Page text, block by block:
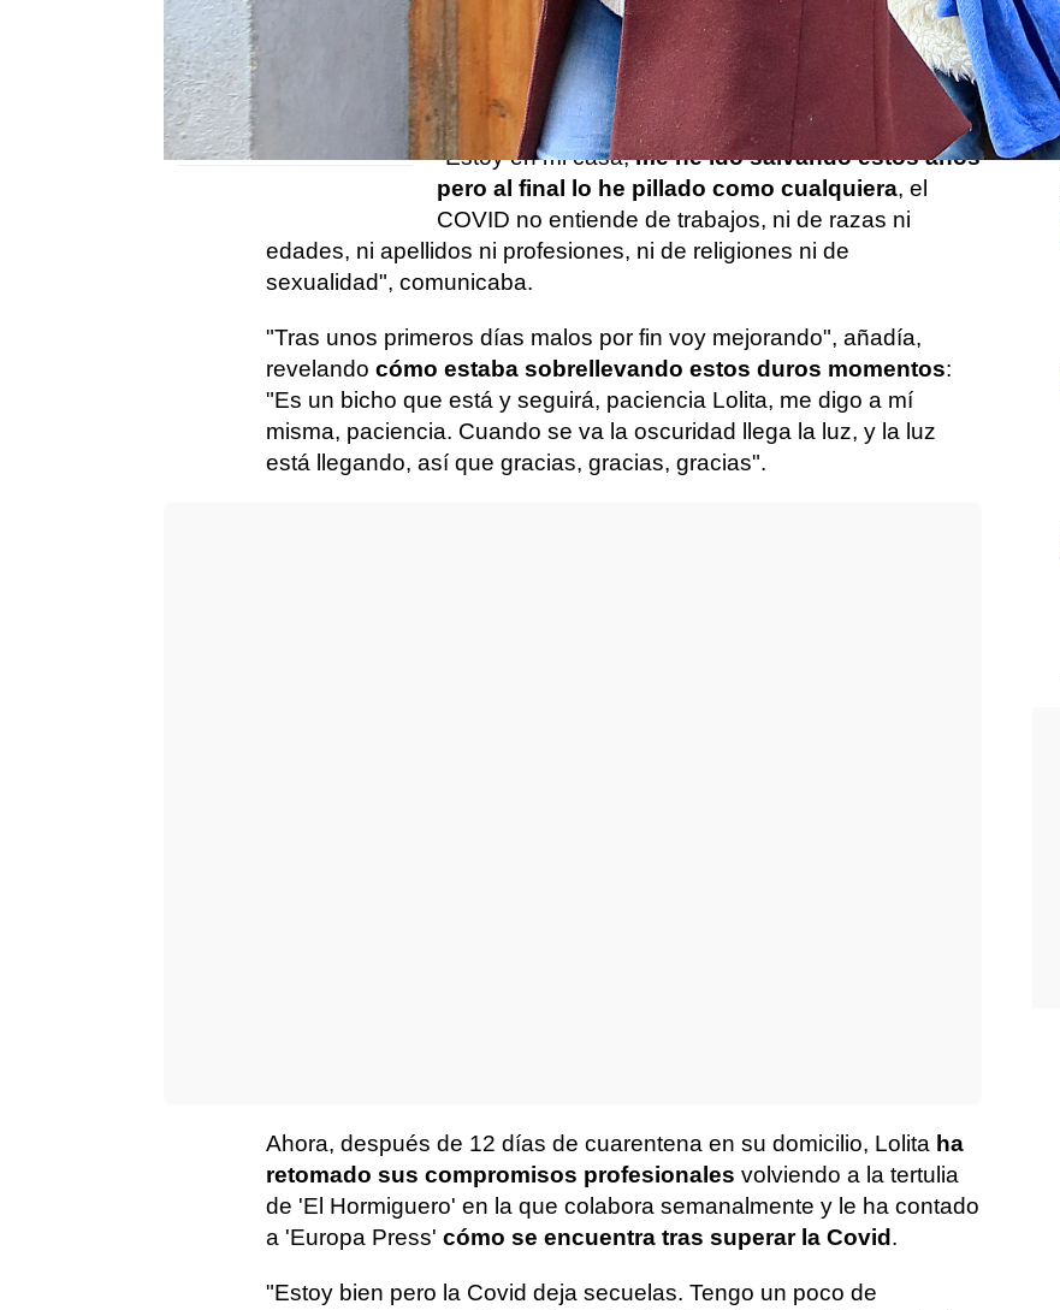
embarazo de su hija
Elena Furiase: ''Voy a ser
abuela''
Guillermo Furiase
confiesa si prefiere que el
bebé de Elena sea niño o
niña
sociales. Haciendo gala de su positividad pese asu
contagio y el de su hija Elena Furiase
, embarazada
del que será su segundo nieto, la artista confesaba
que había "pillado" la enfermedad.
"Estoy en mi casa,me he ido salvando estos años
pero al final lo he pillado como cualquiera, el
COVID no entiende de trabajos, ni de razas ni
edades, ni apellidos ni profesiones, ni de religiones ni de
sexualidad", comunicaba.
"Tras unos primeros días malos por fin voy mejorando", añadía,
revelando cómo estaba sobrellevando estos duros momentos:
"Es un bicho que está y seguirá, paciencia Lolita, me digo a mí
misma, paciencia. Cuando se va la oscuridad llega la luz, y la luz
está llegando, así que gracias, gracias, gracias".
Ahora, después de 12 días de cuarentena en su domicilio, Lolita ha
retomado sus compromisos profesionales volviendo a la tertulia
de 'El Hormiguero' en la que colabora semanalmente y le ha contado
a 'Europa Press' cómo se encuentra tras superar la Covid .
"Estoy bien pero la Covid deja secuelas. Tengo un poco de